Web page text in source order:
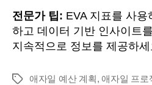
전문가 팁: EVA 지표를 사
하고 데이터 기반 인사이트
지속적으로 정보를 제공하세
태
애자일 예산 계획, 애자일 프로